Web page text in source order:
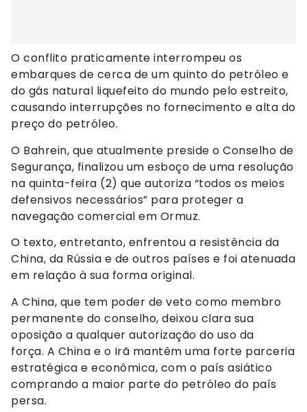
O conflito praticamente interrompeu os
embarques de cerca de um quinto do petróleo e
do gás natural liquefeito do mundo pelo estreito,
causando interrupções no fornecimento e alta do
preço do petróleo.
O Bahrein, que atualmente preside o Conselho de
Segurança, finalizou um esboço de uma resolução
na quinta-feira (2) que autoriza “todos os meios
defensivos necessários” para proteger a
navegação comercial em Ormuz.
O texto, entretanto, enfrentou a resistência da
China, da Rússia e de outros países e foi atenuada
em relação à sua forma original.
A China, que tem poder de veto como membro
permanente do conselho, deixou clara sua
oposição a qualquer autorização do uso da
força. A China e o Irã mantêm uma forte parceria
estratégica e econômica, com o país asiático
comprando a maior parte do petróleo do país
persa.